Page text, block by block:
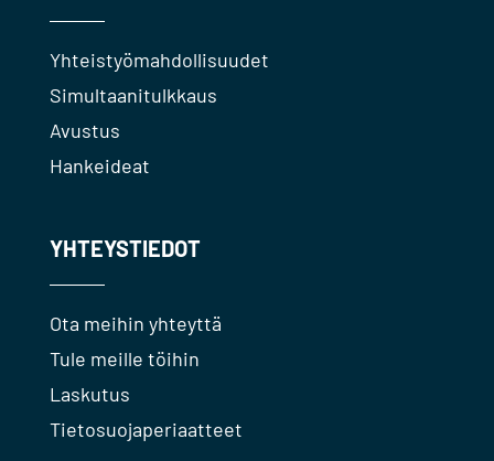
Yhteistyömahdollisuudet
Simultaanitulkkaus
Avustus
Hankeideat
YHTEYSTIEDOT
Ota meihin yhteyttä
Tule meille töihin
Laskutus
Tietosuojaperiaatteet